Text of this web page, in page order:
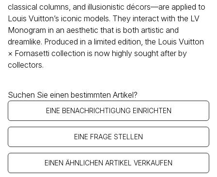
classical columns, and illusionistic décors—are applied to
Louis Vuitton’s iconic models. They interact with the LV
Monogram in an aesthetic that is both artistic and
dreamlike. Produced in a limited edition, the Louis Vuitton
× Fornasetti collection is now highly sought after by
collectors.
Suchen Sie einen bestimmten Artikel?
EINE BENACHRICHTIGUNG EINRICHTEN
EINE FRAGE STELLEN
EINEN ÄHNLICHEN ARTIKEL VERKAUFEN